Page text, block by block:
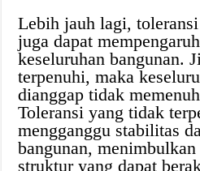
Lebih jauh lagi,
juga dapat
keseluruhan bangunan.
terpenuhi, maka
dianggap tidak
Toleransi yang tidak
mengganggu stabilitas
bangunan,
struktur yang dapat